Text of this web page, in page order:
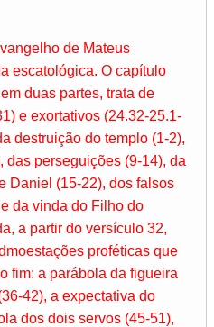
de Mateus
escatológica. O capítulo
duas partes, trata de
e exortativos (24.32-25.1-
destruição do templo (1-2),
das perseguições (9-14), da
Daniel (15-22), dos falsos
da vinda do Filho do
a partir do versículo 32,
proféticas que
fim: a parábola da figueira
42), a expectativa do
dos dois servos (45-51),